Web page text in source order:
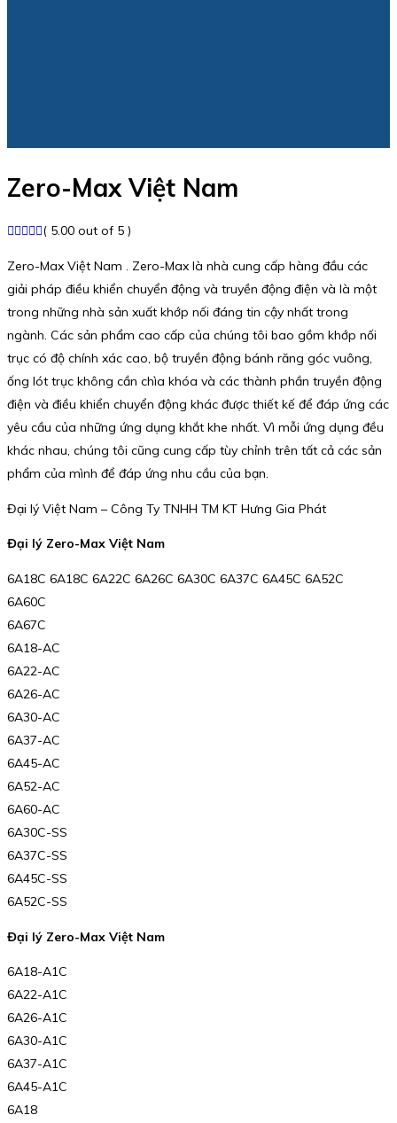
Zero-Max Việt Nam
( 5.00 out of 5 )
Zero-Max Việt Nam . Zero-Max là nhà cung cấp hàng đầu các
giải pháp điều khiển chuyển động và truyền động điện và là một
trong những nhà sản xuất khớp nối đáng tin cậy nhất trong
ngành. Các sản phẩm cao cấp của chúng tôi bao gồm khớp nối
trục có độ chính xác cao, bộ truyền động bánh răng góc vuông,
ống lót trục không cần chìa khóa và các thành phần truyền động
điện và điều khiển chuyển động khác được thiết kế để đáp ứng các
yêu cầu của những ứng dụng khắt khe nhất. Vì mỗi ứng dụng đều
khác nhau, chúng tôi cũng cung cấp tùy chỉnh trên tất cả các sản
phẩm của mình để đáp ứng nhu cầu của bạn.
Đại lý Việt Nam – Công Ty TNHH TM KT Hưng Gia Phát
Đại lý Zero-Max Việt Nam
6A18C 6A18C 6A22C 6A26C 6A30C 6A37C 6A45C 6A52C
6A60C
6A67C
6A18-AC
6A22-AC
6A26-AC
6A30-AC
6A37-AC
6A45-AC
6A52-AC
6A60-AC
6A30C-SS
6A37C-SS
6A45C-SS
6A52C-SS
Đại lý Zero-Max Việt Nam
6A18-A1C
6A22-A1C
6A26-A1C
6A30-A1C
6A37-A1C
6A45-A1C
6A18